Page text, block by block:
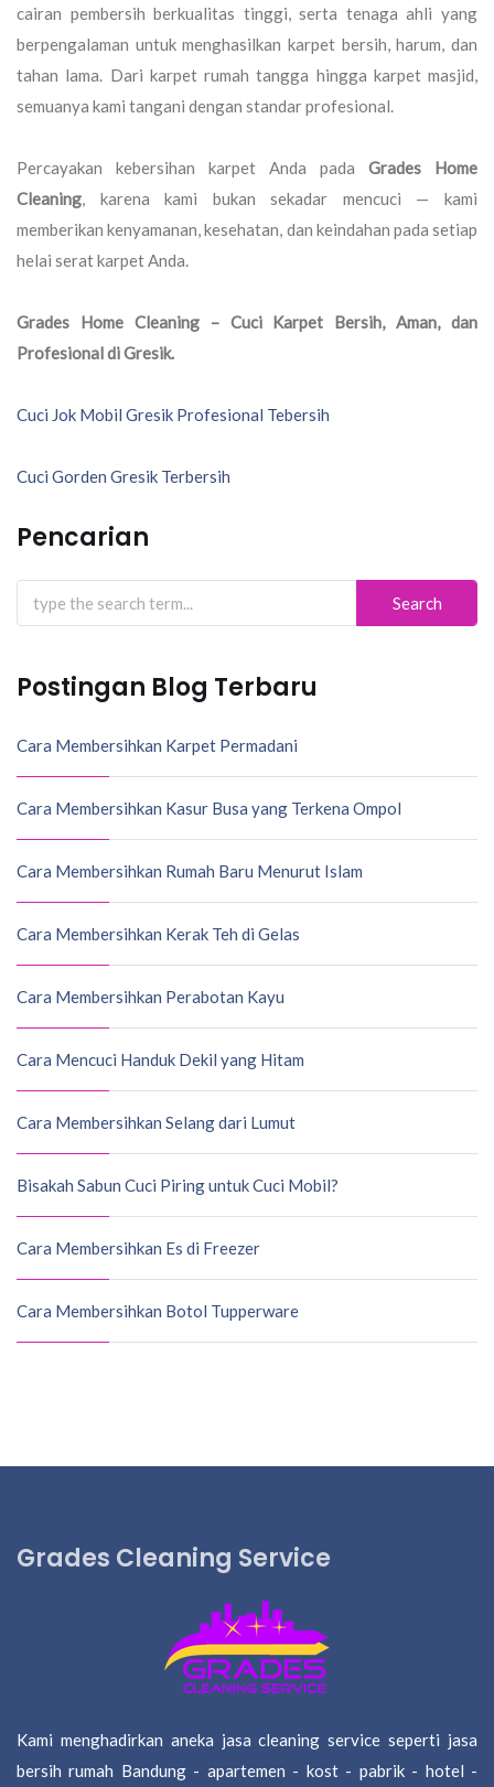
cairan pembersih berkualitas tinggi, serta tenaga ahli yang
berpengalaman untuk menghasilkan karpet bersih, harum, dan
tahan lama. Dari karpet rumah tangga hingga karpet masjid,
semuanya kami tangani dengan standar profesional.
Percayakan kebersihan karpet Anda pada Grades Home
Cleaning, karena kami bukan sekadar mencuci — kami
memberikan kenyamanan, kesehatan, dan keindahan pada setiap
helai serat karpet Anda.
Grades Home Cleaning – Cuci Karpet Bersih, Aman, dan
Profesional di Gresik.
Navigasi
Cuci Jok Mobil Gresik Profesional Tebersih
Cuci Gorden Gresik Terbersih
Pencarian
Search
for:
Postingan Blog Terbaru
Cara Membersihkan Karpet Permadani
Cara Membersihkan Kasur Busa yang Terkena Ompol
Cara Membersihkan Rumah Baru Menurut Islam
Cara Membersihkan Kerak Teh di Gelas
Cara Membersihkan Perabotan Kayu
Cara Mencuci Handuk Dekil yang Hitam
Cara Membersihkan Selang dari Lumut
Bisakah Sabun Cuci Piring untuk Cuci Mobil?
Cara Membersihkan Es di Freezer
Cara Membersihkan Botol Tupperware
Grades Cleaning Service
Kami menghadirkan aneka jasa cleaning service seperti jasa
bersih rumah Bandung - apartemen - kost - pabrik - hotel -